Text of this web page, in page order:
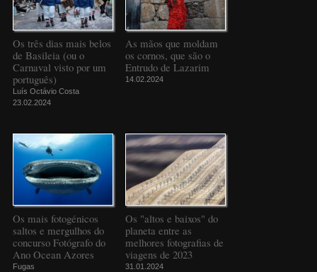
Os três dias mais belos
de Basileia (ou o
Carnaval visto por um
português)
Luís Octávio Costa
23.02.2024
As mãos que moldam
os cornos, que são o
Entrudo de Lazarim
14.02.2024
Os mais fotogénicos
saltos e mergulhos do
concurso Fotógrafo do
Ano Ocean Azores
Fugas
Os "altos e baixos" do
planeta entre as
melhores fotografias de
viagens de 2023
31.01.2024